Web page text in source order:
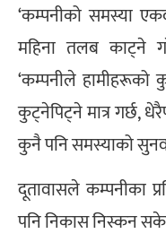
‘कम्पनीको समस्या
महिना तलब काट्ने
‘कम्पनीले हामीहरूको
कुट्नेपिट्ने मात्र गर्छ,
कुनै पनि समस्याको
दूतावासले कम्पनीका
पनि निकास निस्कन